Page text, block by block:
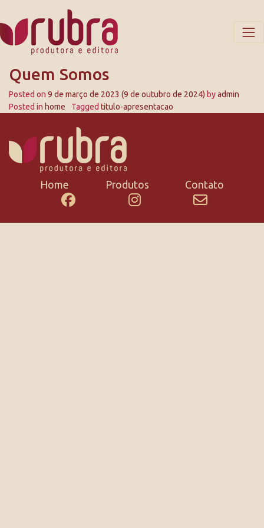
Quem Somos
Posted on 9 de março de 2023 (9 de outubro de 2024) byadmin
Posted in home Tagged titulo-apresentacao
Home Produtos Contato